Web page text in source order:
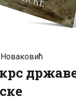
Новаковић